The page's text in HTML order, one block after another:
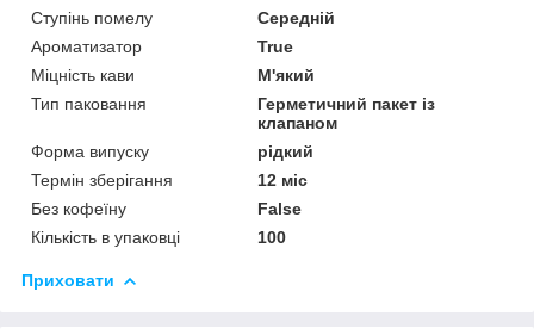
Ступінь помелу
Середній
Ароматизатор
True
Міцність кави
М'який
Тип паковання
Герметичний пакет із
клапаном
Форма випуску
рідкий
Термін зберігання
12 міс
Без кофеїну
False
Кількість в упаковці
100
Приховати